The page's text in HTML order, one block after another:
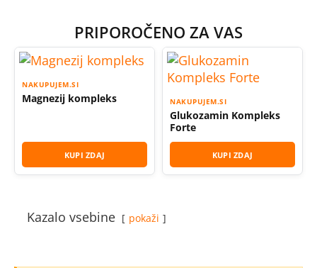
PRIPOROČENO ZA VAS
NAKUPUJEM.SI
Magnezij kompleks
KUPI ZDAJ
NAKUPUJEM.SI
Glukozamin Kompleks
Forte
KUPI ZDAJ
Kazalo vsebine pokaži